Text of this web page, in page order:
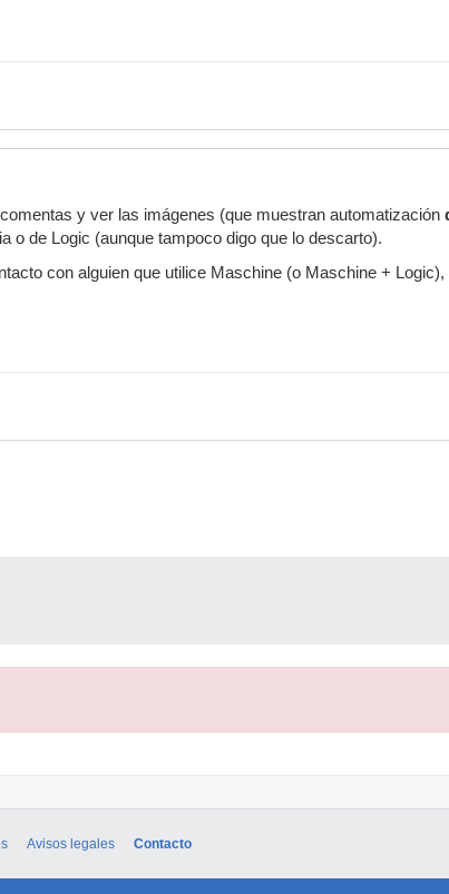
y ver las imágenes (que muestran automatización
o de Logic (aunque tampoco digo que lo descarto).
con alguien que utilice Maschine (o Maschine +
Avisos legales Contacto